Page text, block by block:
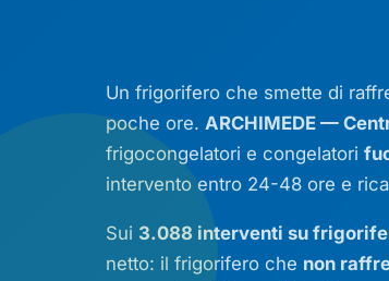
Un frigorifero che smette di
poche ore. ARCHIMEDE —
frigocongelatori e congelatori
intervento entro 24-48 ore e
Sui 3.088 interventi su
netto: il frigorifero che non